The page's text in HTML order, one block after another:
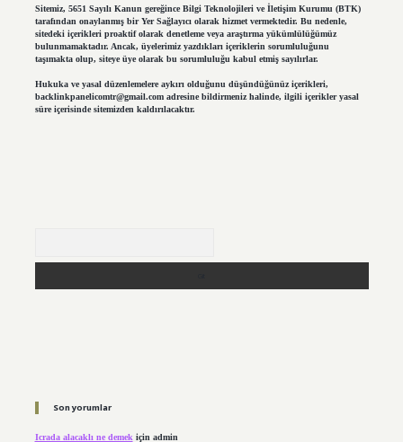
Sitemiz, 5651 Sayılı Kanun gereğince Bilgi Teknolojileri ve İletişim Kurumu (BTK)
tarafından onaylanmış bir Yer Sağlayıcı olarak hizmet vermektedir. Bu nedenle,
sitedeki içerikleri proaktif olarak denetleme veya araştırma yükümlülüğümüz
bulunmamaktadır. Ancak, üyelerimiz yazdıkları içeriklerin sorumluluğunu
taşımakta olup, siteye üye olarak bu sorumluluğu kabul etmiş sayılırlar.
Hukuka ve yasal düzenlemelere aykırı olduğunu düşündüğünüz içerikleri,
backlinkpanelicomtr@gmail.comadresine bildirmeniz halinde, ilgili içerikler yasal
süre içerisinde sitemizden kaldırılacaktır.
Son yorumlar
Icrada alacaklı ne demek için admin